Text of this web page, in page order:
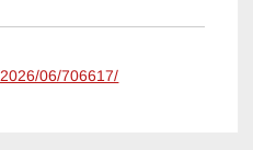
06/706617/